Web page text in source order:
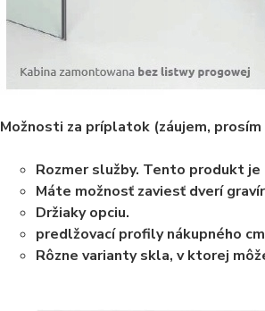
Možnosti za príplatok (záujem,
Rozmer služby. Tento produkt
Máte možnosť zaviesť dverí
Držiaky opciu.
predlžovací profily nákupného
Rôzne varianty skla, v ktorej